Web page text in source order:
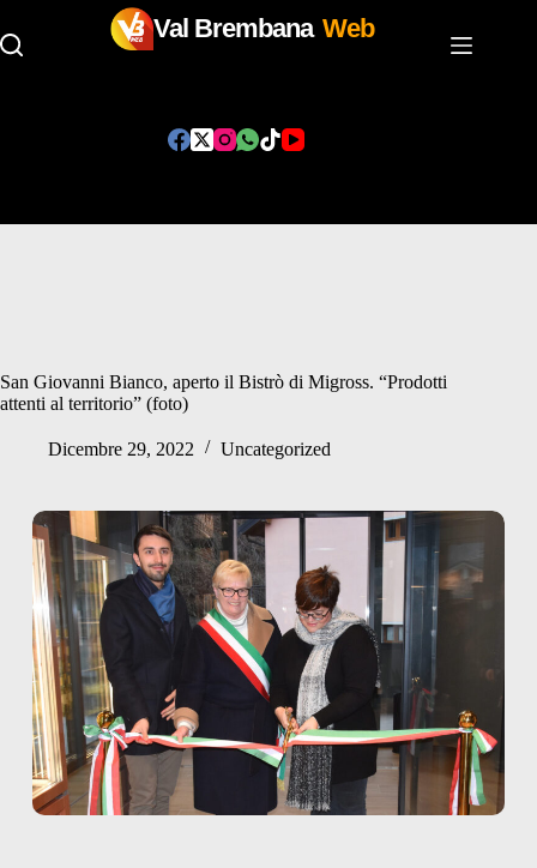
Val Brembana Web
San Giovanni Bianco, aperto il Bistrò di Migross. “Prodotti
attenti al territorio” (foto)
Dicembre 29, 2022 Uncategorized